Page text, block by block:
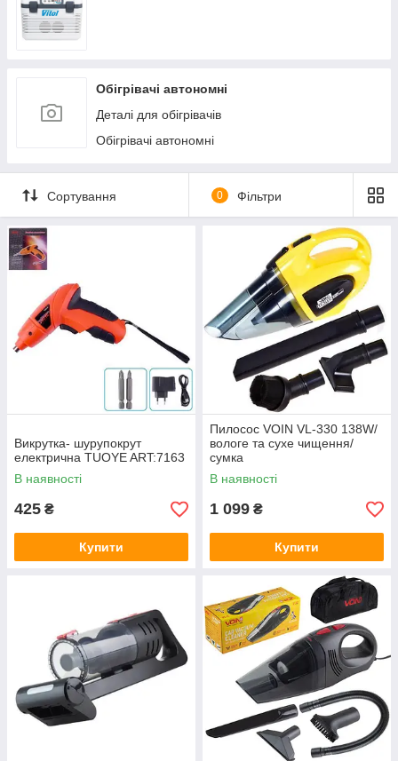
Обігрівачі автономні
Деталі для обігрівачів
Обігрівачі автономні
Сортування 0 Фільтри
Викрутка- шурупокрут
електрична TUOYE ART:7163
В наявності
425 ₴
Купити
Пилосос VOIN VL-330 138W/
вологе та сухе чищення/
сумка
В наявності
1 099 ₴
Купити